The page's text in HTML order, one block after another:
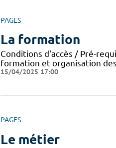
PAGES
La formation
Conditions d'accès / Pré-
formation et organisation
15/04/2025 17:00
PAGES
Le métier